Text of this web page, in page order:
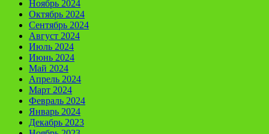
Ноябрь 2024
Октябрь 2024
Сентябрь 2024
Август 2024
Июль 2024
Июнь 2024
Май 2024
Апрель 2024
Март 2024
Февраль 2024
Январь 2024
Декабрь 2023